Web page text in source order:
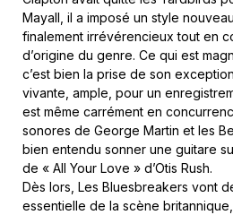
Mayall, il a imposé un style
finalement irrévérencieux tout en
d’origine du genre. Ce qui est
c’est bien la prise de son
vivante, ample, pour un
est même carrément en
sonores de George Martin et les
bien entendu sonner une guitare
de « All Your Love » d’Otis Rush.
Dès lors, Les Bluesbreakers vont
essentielle de la scène